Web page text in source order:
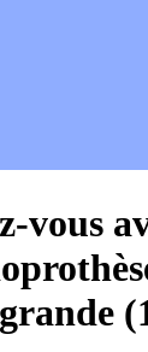
vous